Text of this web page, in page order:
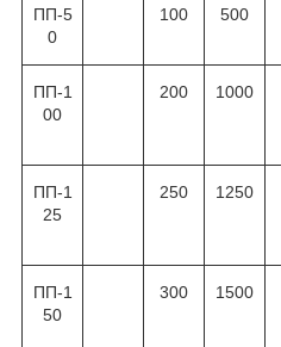
ПП-5
0
100 500
ПП-1
00
200 1000
ПП-1
25
250 1250
ПП-1
50
300 1500